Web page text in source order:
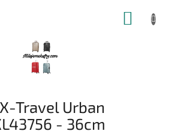
Travel Urban
- 36cm